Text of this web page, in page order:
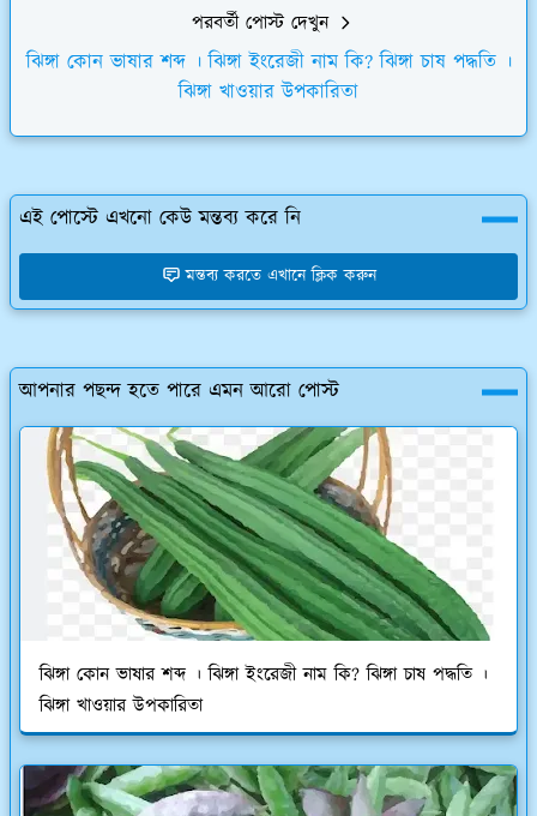
পরবর্তী পোস্ট দেখুন
ঝিঙ্গা কোন ভাষার শব্দ । ঝিঙ্গা ইংরেজী নাম কি? ঝিঙ্গা চাষ পদ্ধতি ।
ঝিঙ্গা খাওয়ার উপকারিতা
এই পোস্টে এখনো কেউ মন্তব্য করে নি
মন্তব্য করতে এখানে ক্লিক করুন
আপনার পছন্দ হতে পারে এমন আরো পোস্ট
ঝিঙ্গা কোন ভাষার শব্দ । ঝিঙ্গা ইংরেজী নাম কি? ঝিঙ্গা চাষ পদ্ধতি ।
ঝিঙ্গা খাওয়ার উপকারিতা